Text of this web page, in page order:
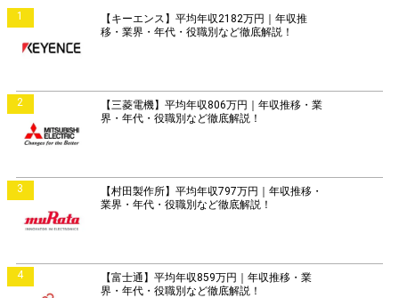
1
【キーエンス】平均年収2182万円｜年収推
移・業界・年代・役職別など徹底解説！
2
【三菱電機】平均年収806万円｜年収推移・業
界・年代・役職別など徹底解説！
3
【村田製作所】平均年収797万円｜年収推移・
業界・年代・役職別など徹底解説！
4
【富士通】平均年収859万円｜年収推移・業
界・年代・役職別など徹底解説！